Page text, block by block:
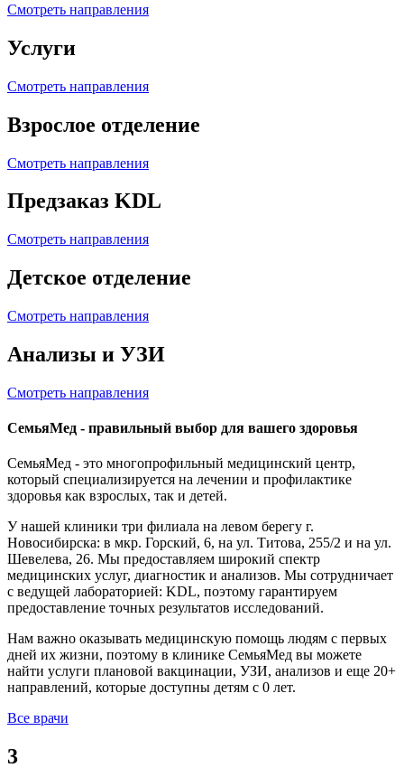
Смотреть направления
Услуги
Смотреть направления
Взрослое отделение
Смотреть направления
Предзаказ KDL
Смотреть направления
Детское отделение
Смотреть направления
Анализы и УЗИ
Смотреть направления
СемьяМед - правильный выбор для вашего здоровья
СемьяМед - это многопрофильный медицинский центр,
который специализируется на лечении и профилактике
здоровья как взрослых, так и детей.
У нашей клиники три филиала на левом берегу г.
Новосибирска: в мкр. Горский, 6, на ул. Титова, 255/2 и на ул.
Шевелева, 26. Мы предоставляем широкий спектр
медицинских услуг, диагностик и анализов. Мы сотрудничает
с ведущей лабораторией: KDL, поэтому гарантируем
предоставление точных результатов исследований.
Нам важно оказывать медицинскую помощь людям с первых
дней их жизни, поэтому в клинике СемьяМед вы можете
найти услуги плановой вакцинации, УЗИ, анализов и еще 20+
направлений, которые доступны детям с 0 лет.
Все врачи
3